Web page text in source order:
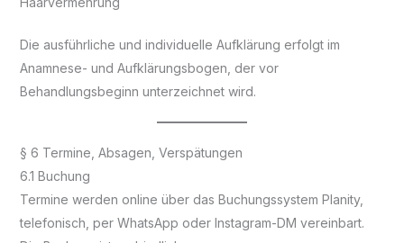
Die ausführliche und individuelle Aufklärung erfolgt im
Anamnese- und Aufklärungsbogen, der vor
Behandlungsbeginn unterzeichnet wird.
§ 6 Termine, Absagen, Verspätungen
6.1 Buchung
Termine werden online über das Buchungssystem Planity,
telefonisch, per WhatsApp oder Instagram-DM vereinbart.